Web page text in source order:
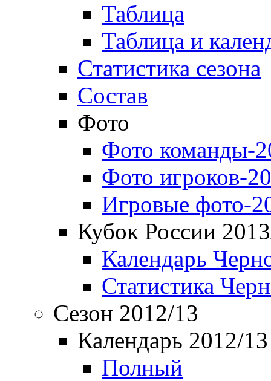
Таблица
Таблица и
Статистика сезона
Состав
Фото
Фото команды-
Фото игроков-
Игровые фото-
Кубок России
Календарь
Статистика
Сезон 2012/13
Календарь 2012/13
Полный